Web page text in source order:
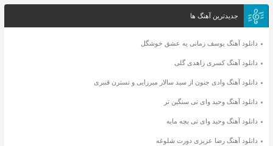
جدیدترین آهنگ ها
دانلود آهنگ یوسف زمانی یه عشق خوشگل
دانلود آهنگ کسری زاهدی گلی
دانلود آهنگ وادی جنون از سید سالار میرزایی و نسترن قنبری
دانلود آهنگ وحید وای تی سنگین تر
دانلود آهنگ وحید وای تی بچه مایه
دانلود آهنگ رضا عزیزی دورت شلوغه